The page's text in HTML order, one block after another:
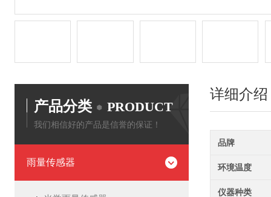
产品分类 PRODUCT
我们相信好的产品是信誉的保证！
雨量传感器
详细介绍
品牌
环境温度
仪器种类